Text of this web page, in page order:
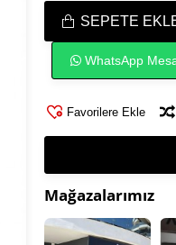
SEPETE
WhatsApp
Favorilere Ekle
Mağazalarımız